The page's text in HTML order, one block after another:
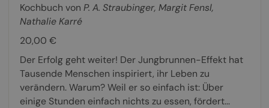
Kochbuch von P. A. Straubinger, Margit Fensl,
Nathalie Karré
20,00 €
Der Erfolg geht weiter! Der Jungbrunnen-Effekt hat
Tausende Menschen inspiriert, ihr Leben zu
verändern. Warum? Weil er so einfach ist: Über
einige Stunden einfach nichts zu essen, fördert...